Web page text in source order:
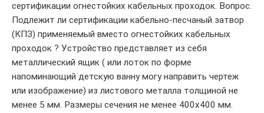
сертификации огнестойких кабельных проходок. Вопрос.
Подлежит ли сертификации кабельно-песчаный затвор
(КПЗ) применяемый вместо огнестойких кабельных
проходок ? Устройство представляет из себя
металлический ящик ( или лоток по форме
напоминающий детскую ванну могу направить чертеж
или изображение) из листового металла толщиной не
менее 5 мм. Размеры сечения не менее 400х400 мм.